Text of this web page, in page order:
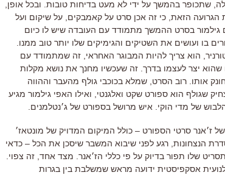
, שתכופר בהמשך על ידי לא מעט בדיחות טובות. ובכל אופן,
הזאת, כי זה אכן סרט על קאמבקים, על שיקום ועל
גילמור בסרט ההמשך מתמודד עם העובדה שיש לו כיום
בו ועושים את השטיקים והגימיקים שלו יותר טוב ממנו.
, הוא צריך להיות המבוגר האחראי, זה שמתמודד עם
שהוא יצר לעצמו בדרך. זה שעכשיו מחנך את נושא מקלות
אותו. רוב הסרט, שמלא בכוכבי גולף מהעבר וההווה
שגולף הוא ספורט שקט ואלגנטי, ואילו האפי גילמור מגיע
של מדי הוקי. איש מרושל בספורט של ג׳נטלמנים.
ז׳אנר סרטי הספורט – כולל המיקום המדויק של מונטאז׳
הנצחונות, רגע לפני שיבוא המשבר שיסכן את הכל – כדאי
שלו תפור בדיוק על פי כללי הז׳אנר. מצד אחד, זה צפוי.
אסקפיסטית ידועה מראש שמשלבת בין בגרות